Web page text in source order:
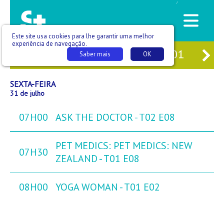
/
30 SEX 31 SÁB 01
SEXTA-FEIRA
31 de julho
07H00 ASK THE DOCTOR - T02 E08
07H30
PET MEDICS: PET MEDICS: NEW
ZEALAND - T01 E08
08H00 YOGA WOMAN - T01 E02
Este site usa cookies para lhe garantir uma melhor
experiência de navegação.
OK
Saber mais